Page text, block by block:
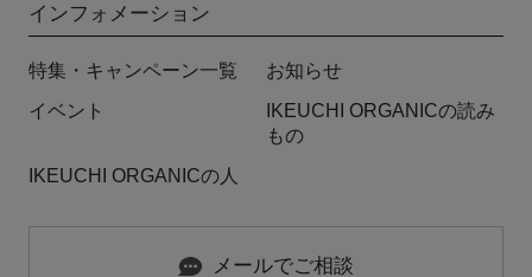
インフォメーション
特集・キャンペーン一覧 お知らせ
イベント
IKEUCHI ORGANICの読み
もの
IKEUCHI ORGANICの人
メールでご相談